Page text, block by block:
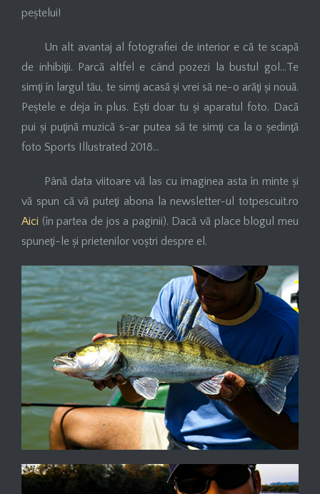
peștelui!
Un alt avantaj al fotografiei de interior e că te scapă
de inhibiţii. Parcă altfel e când pozezi la bustul gol…Te
simţi în largul tău, te simţi acasă și vrei să ne-o arăţi și nouă.
Peștele e deja în plus. Ești doar tu și aparatul foto. Dacă
pui și puţină muzică s-ar putea să te simţi ca la o ședinţă
foto Sports Illustrated 2018…
Până data viitoare vă las cu imaginea asta în minte și
vă spun că vă puteţi abona la newsletter-ul totpescuit.ro
Aici (în partea de jos a paginii). Dacă vă place blogul meu
spuneţi-le și prietenilor voștri despre el.